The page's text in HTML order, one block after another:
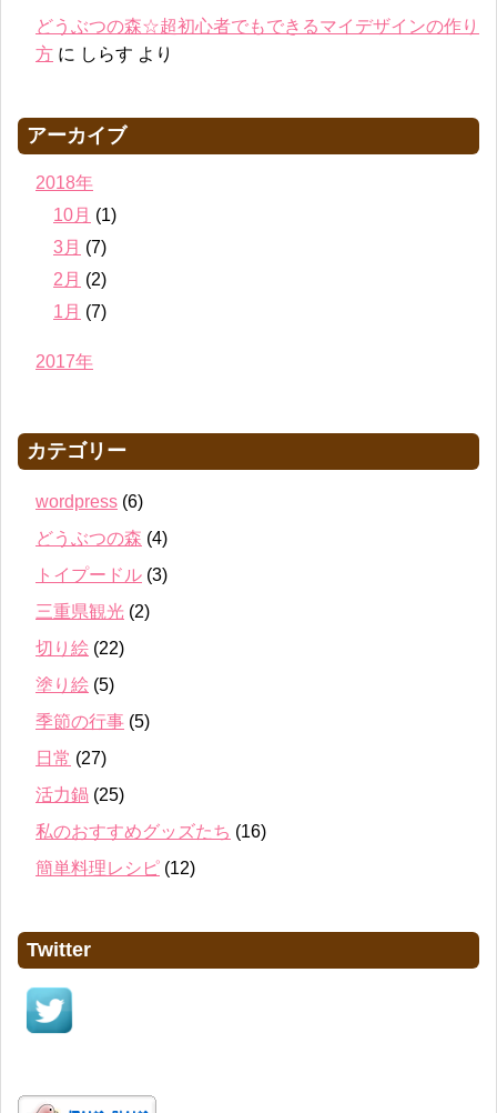
どうぶつの森☆超初心者でもできるマイデザインの作り
方 に しらす より
アーカイブ
2018年
10月 (1)
3月 (7)
2月 (2)
1月 (7)
2017年
カテゴリー
wordpress (6)
どうぶつの森 (4)
トイプードル (3)
三重県観光 (2)
切り絵 (22)
塗り絵 (5)
季節の行事 (5)
日常 (27)
活力鍋 (25)
私のおすすめグッズたち (16)
簡単料理レシピ (12)
Twitter